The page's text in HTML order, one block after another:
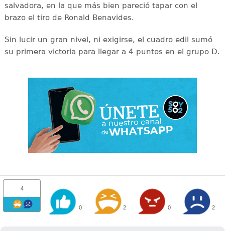
salvadora, en la que más bien pareció tapar con el
brazo el tiro de Ronald Benavides.
Sin lucir un gran nivel, ni exigirse, el cuadro edil sumó
su primera victoria para llegar a 4 puntos en el grupo D.
4
0 2 0 2